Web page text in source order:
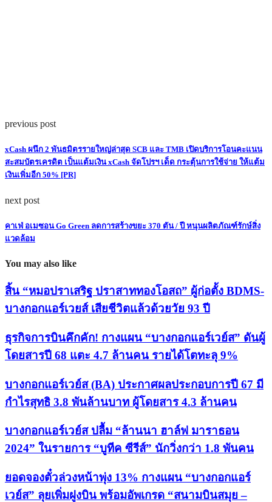
previous post
xCash ผนึก 2 พันธมิตรรายใหญ่ล่าสุด SCB และ TMB เปิดบริการโอนคะแนน
สะสมบัตรเครดิต เป็นแต้มเงิน xCash จัดโปรฯ เด็ด กระตุ้นการใช้จ่าย ให้แต้ม
เงินเพิ่มอีก 50% [PR]
next post
คาเฟ่ อเมซอน Go Green ลดการสร้างขยะ 370 ตัน / ปี หนุนผลิตภัณฑ์รักษ์สิ่ง
แวดล้อม
You may also like
สิ้น “หมอปราเสริฐ ปราสาททองโอสถ” ผู้ก่อตั้ง BDMS-
บางกอกแอร์เวยส์ เสียชีวิตแล้วด้วยวัย 93 ปี
ธุรกิจการบินคึกคัก! กางแผน “บางกอกแอร์เวย์ส” ดันผู้
โดยสารปี 68 แตะ 4.7 ล้านคน รายได้โตทะลุ 9%
บางกอกแอร์เวย์ส (BA) ประกาศผลประกอบการปี 67 มี
กำไรสุทธิ 3.8 พันล้านบาท ผู้โดยสาร 4.3 ล้านคน
บางกอกแอร์เวย์ส ปลื้ม “ล้านนา ฮาล์ฟ มาราธอน
2024” ในรายการ “บูทีค ซีรีส์” นักวิ่งกว่า 1.8 พันคน
ยอดจองตั๋วล่วงหน้าพุ่ง 13% กางแผน “บางกอกแอร์
เวย์ส” ลุยเพิ่มฝูงบิน พร้อมอัพเกรด “สนามบินสมุย –